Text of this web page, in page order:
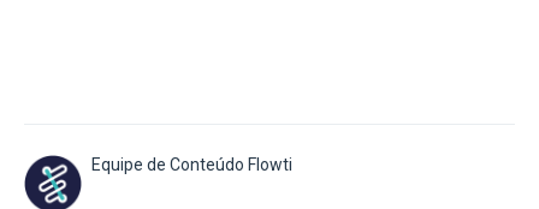
Equipe de Conteúdo Flowti